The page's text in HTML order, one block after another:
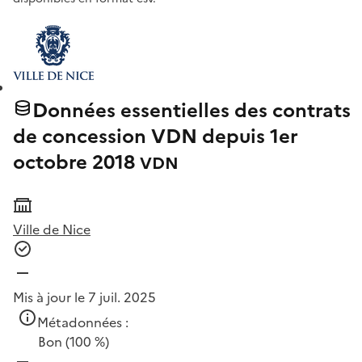
Données essentielles des contrats
de concession VDN depuis 1er
octobre 2018 VDN
Ville de Nice
Mis à jour le 7 juil. 2025
Métadonnées :
Bon (100 %)